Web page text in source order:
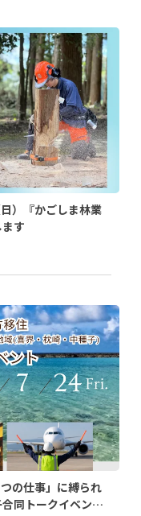
）『かごしま林業
す
の仕事」に縛られ
同トークイベント